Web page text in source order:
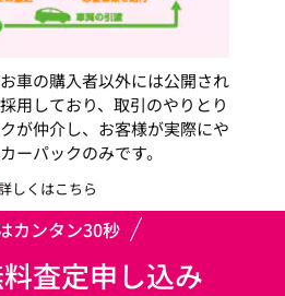
車の購入者以外には公開され
用しており、取引のやりとり
が仲介し、お客様が実際にや
ーパックのみです。
しくはこちら
カンタン30秒
査定申し込み